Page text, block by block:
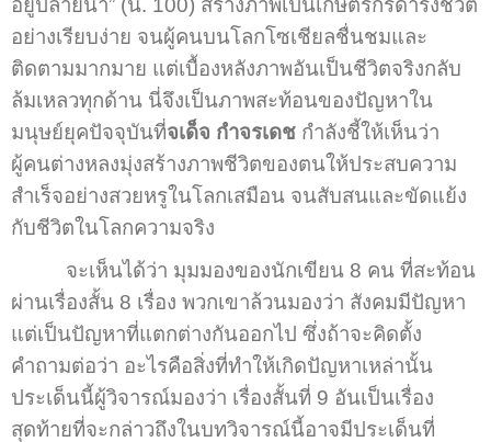
อยู่ปลายนา” (น. 100) สร้างภาพเป็นเกษตรกรดำรงชีวิต
อย่างเรียบง่าย จนผู้คนบนโลกโซเชียลชื่นชมและ
ติดตามมากมาย แต่เบื้องหลังภาพอันเป็นชีวิตจริงกลับ
ล้มเหลวทุกด้าน นี่จึงเป็นภาพสะท้อนของปัญหาใน
มนุษย์ยุคปัจจุบันที่จเด็จ กำจรเดช กำลังชี้ให้เห็นว่า
ผู้คนต่างหลงมุ่งสร้างภาพชีวิตของตนให้ประสบความ
สำเร็จอย่างสวยหรูในโลกเสมือน จนสับสนและขัดแย้ง
กับชีวิตในโลกความจริง
จะเห็นได้ว่า มุมมองของนักเขียน 8 คน ที่สะท้อน
ผ่านเรื่องสั้น 8 เรื่อง พวกเขาล้วนมองว่า สังคมมีปัญหา
แต่เป็นปัญหาที่แตกต่างกันออกไป ซึ่งถ้าจะคิดตั้ง
คำถามต่อว่า อะไรคือสิ่งที่ทำให้เกิดปัญหาเหล่านั้น
ประเด็นนี้ผู้วิจารณ์มองว่า เรื่องสั้นที่ 9 อันเป็นเรื่อง
สุดท้ายที่จะกล่าวถึงในบทวิจารณ์นี้อาจมีประเด็นที่